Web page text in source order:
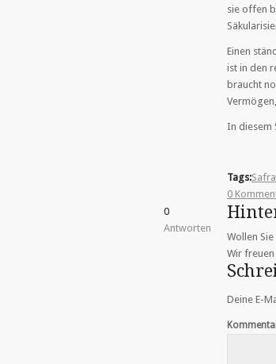
sie offen
Einen
ist in den
braucht
In diesem
Tags:
0
0
Antworten
Wollen
Wir
Deine E-